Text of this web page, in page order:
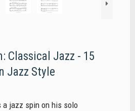
Classical Jazz - 15
Jazz Style
a jazz spin on his solo